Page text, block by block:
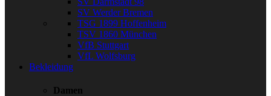
SV Werder Bremen
TSG 1899 Hoffenheim
TSV 1860 München
VfB Stuttgart
VfL Wolfsburg
Bekleidung
Damen